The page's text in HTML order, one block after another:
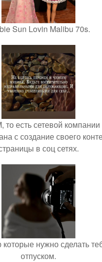
Sun Lovin Malibu 70s.
то есть сетевой
с создание своего
в соц сетях.
нужно сделать
отпуском.